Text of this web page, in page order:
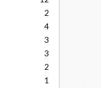
2
4
3
3
2
1